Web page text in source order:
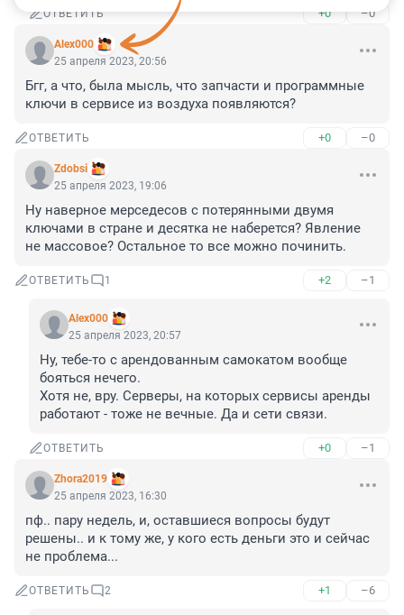
ОТВЕТИТЬ +0 –0
Alex000
25 апреля 2023, 20:56
Бгг, а что, была мысль, что запчасти и программные
ключи в сервисе из воздуха появляются?
ОТВЕТИТЬ +0 –0
Zdobsi
25 апреля 2023, 19:06
Ну наверное мерседесов с потерянными двумя
ключами в стране и десятка не наберется? Явление
не массовое? Остальное то все можно починить.
ОТВЕТИТЬ 1 +2 –1
Alex000
25 апреля 2023, 20:57
Ну, тебе-то с арендованным самокатом вообще
бояться нечего.
Хотя не, вру. Серверы, на которых сервисы аренды
работают - тоже не вечные. Да и сети связи.
ОТВЕТИТЬ +0 –1
Zhora2019
25 апреля 2023, 16:30
пф.. пару недель, и, оставшиеся вопросы будут
решены.. и к тому же, у кого есть деньги это и сейчас
не проблема...
ОТВЕТИТЬ 2 +1 –6